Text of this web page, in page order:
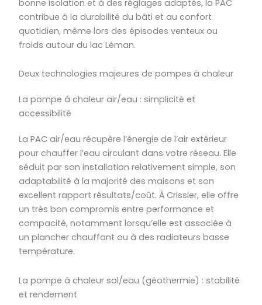
bonne isolation et à des réglages adaptés, la PAC
contribue à la durabilité du bâti et au confort
quotidien, même lors des épisodes venteux ou
froids autour du lac Léman.
Deux technologies majeures de pompes à chaleur
La pompe à chaleur air/eau : simplicité et
accessibilité
La PAC air/eau récupère l’énergie de l’air extérieur
pour chauffer l’eau circulant dans votre réseau. Elle
séduit par son installation relativement simple, son
adaptabilité à la majorité des maisons et son
excellent rapport résultats/coût. À Crissier, elle offre
un très bon compromis entre performance et
compacité, notamment lorsqu’elle est associée à
un plancher chauffant ou à des radiateurs basse
température.
La pompe à chaleur sol/eau (géothermie) : stabilité
et rendement